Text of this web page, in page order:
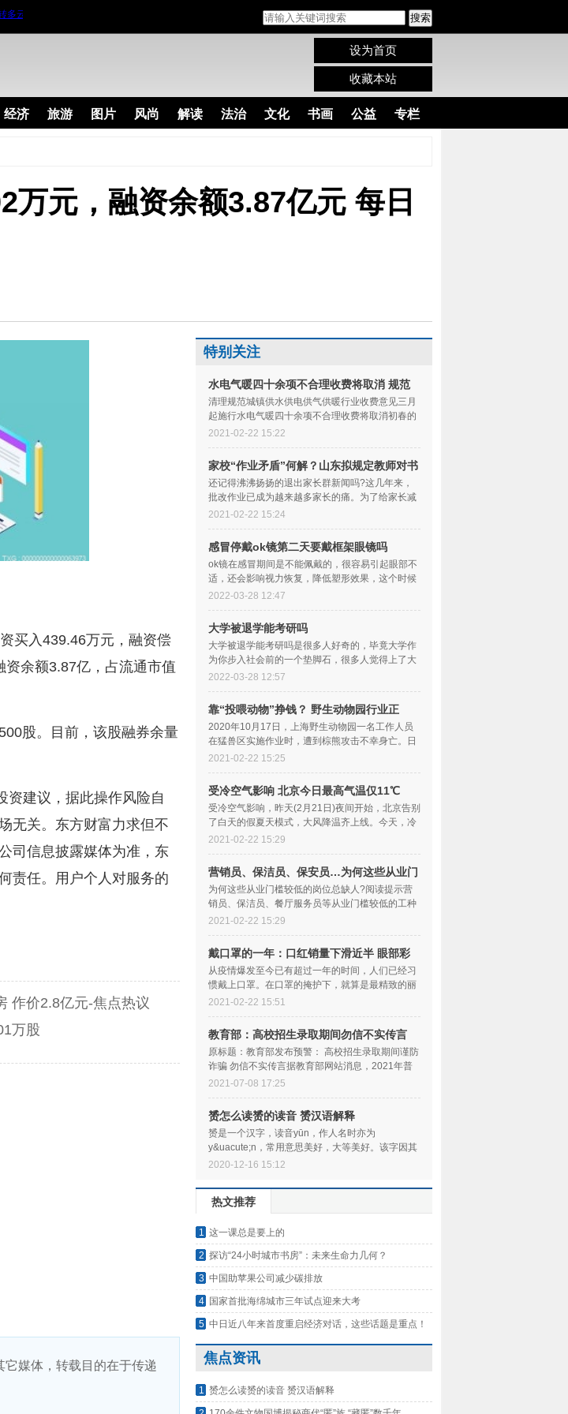
搜索
设为首页
收藏本站
经济 旅游 图片 风尚 解读 法治 文化 书画 公益 专栏
元，融资余额3.87亿元 每日
买入439.46万元，融资偿
余额3.87亿，占流通市值
股。目前，该股融券余量
资建议，据此操作风险自
无关。东方财富力求但不
司信息披露媒体为准，东
责任。用户个人对服务的
作价2.8亿元-焦点热议
万股
它媒体，转载目的在于传递
特别关注
水电气暖四十余项不合理收费将取消 规范
收费行为
清理规范城镇供水供电供气供暖行业收费意见三月
起施行水电气暖四十余项不合理收费将取消初春的
大地，乍暖还寒。每天的开销看似不大，但一样
2021-02-22 15:22
家校“作业矛盾”何解？山东拟规定教师对书
面作业全批全改
还记得沸沸扬扬的退出家长群新闻吗?这几年来，
批改作业已成为越来越多家长的痛。为了给家长减
负，多地陆续出台规定，明确要求教师亲自批改
2021-02-22 15:24
感冒停戴ok镜第二天要戴框架眼镜吗
​ok镜在感冒期间是不能佩戴的，很容易引起眼部不
适，还会影响视力恢复，降低塑形效果，这个时候
一般都需要停戴一个星期左右的时间，等感冒好
2022-03-28 12:47
大学被退学能考研吗
大学被退学能考研吗是很多人好奇的，毕竟大学作
为你步入社会前的一个垫脚石，很多人觉得上了大
学就没什么事情了，但是吧如果你严重违反了纪律
2022-03-28 12:57
靠“投喂动物”挣钱？ 野生动物园行业正
在“十字路
2020年10月17日，上海野生动物园一名工作人员
在猛兽区实施作业时，遭到棕熊攻击不幸身亡。日
前，这一事件调查结果公布，9名相关责任人被处
2021-02-22 15:25
受冷空气影响 北京今日最高气温仅11℃
受冷空气影响，昨天(2月21日)夜间开始，北京告别
了白天的假夏天模式，大风降温齐上线。今天，冷
空气带来的影响会更加明显，预计白天的最高
2021-02-22 15:29
营销员、保洁员、保安员…为何这些从业门
槛较低的岗位总缺人？
为何这些从业门槛较低的岗位总缺人?阅读提示营
销员、保洁员、餐厅服务员等从业门槛较低的工种
之所以持续招工难，专业人士认为，一方面是受
2021-02-22 15:29
戴口罩的一年：口红销量下滑近半 眼部彩
妆产品卖得好
从疫情爆发至今已有超过一年的时间，人们已经习
惯戴上口罩。在口罩的掩护下，就算是最精致的丽
人们，也减少了使用口红的频率。红星资本局从
2021-02-22 15:51
教育部：高校招生录取期间勿信不实传言
切勿存侥幸心理
原标题：教育部发布预警： 高校招生录取期间谨防
诈骗 勿信不实传言据教育部网站消息，2021年普
通高校招生录取工作即将开始，一些不法分子
2021-07-08 17:25
赟怎么读赟的读音 赟汉语解释
赟是一个汉字，读音yūn，作人名时亦为
y&uacute;n，常用意思美好，大等美好。该字因其
由文、武、贝三字组成，古代&lsquo;贝&rsquo;指
2020-12-16 15:12
热文推荐
1 这一课总是要上的
2 探访“24小时城市书房”：未来生命力几何？
3 中国助苹果公司减少碳排放
4 国家首批海绵城市三年试点迎来大考
5 中日近八年来首度重启经济对话，这些话题是重点！
焦点资讯
1 赟怎么读赟的读音 赟汉语解释